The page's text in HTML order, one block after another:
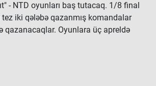
- NTD oyunları baş tutacaq. 1/8 final
tez iki qələbə qazanmış komandalar
qazanacaqlar. Oyunlara üç apreldə